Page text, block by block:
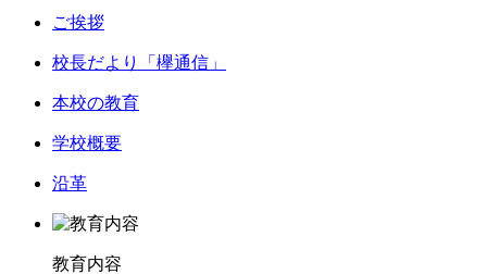
ご挨拶
校長だより「欅通信」
本校の教育
学校概要
沿革
教育内容